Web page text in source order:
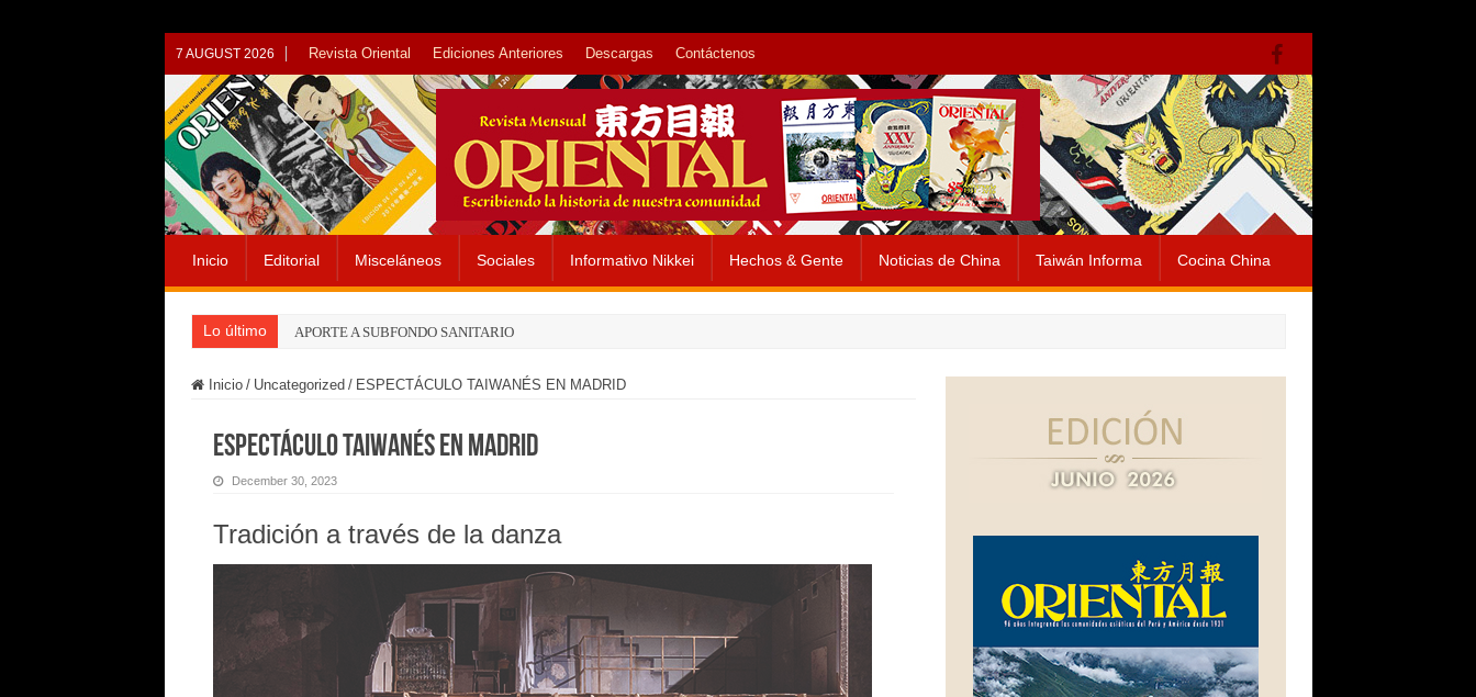
7 AUGUST 2026 Revista Oriental Ediciones Anteriores Descargas Contáctenos
Inicio Editorial Misceláneos Sociales Informativo Nikkei Hechos & Gente Noticias de China Taiwán Informa Cocina China
Lo último APORTE A SUBFONDO SANITARIO
Inicio / Uncategorized / ESPECTÁCULO TAIWANÉS EN MADRID
ESPECTÁCULO TAIWANÉS EN MADRID
December 30, 2023
Tradición a través de la danza